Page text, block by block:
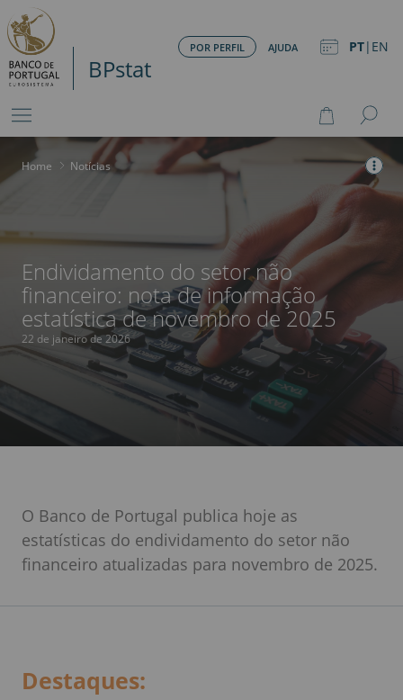
BPstat
PT| EN
POR PERFIL AJUDA
Home > Notícias
Endividamento do setor não
financeiro: nota de informação
estatística de novembro de 2025
22 de janeiro de 2026
O Banco de Portugal publica hoje as
estatísticas do endividamento do setor não
financeiro atualizadas para novembro de 2025.
Destaques: